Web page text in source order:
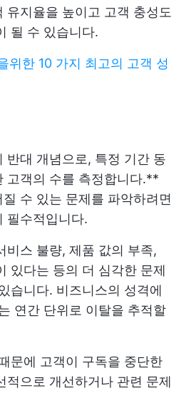
유지율을 높이고 고객 충성도
될 수 있습니다.
위한 10 가지 최고의 고객 성
반대 개념으로, 특정 기간 동
고객의 수를 측정합니다.**
수 있는 문제를 파악하려면
필수적입니다.
비스 불량, 제품 값의 부족,
있다는 등의 더 심각한 문제
습니다. 비즈니스의 성격에
연간 단위로 이탈을 추적할
문에 고객이 구독을 중단한
적으로 개선하거나 관련 문제